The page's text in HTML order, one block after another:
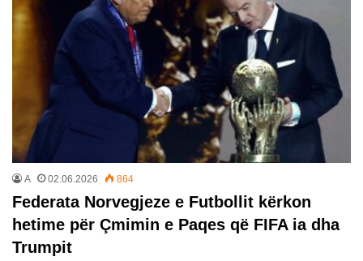
A 02.06.2026 864
Federata Norvegjeze e Futbollit kërkon
hetime për Çmimin e Paqes që FIFA ia dha
Trumpit